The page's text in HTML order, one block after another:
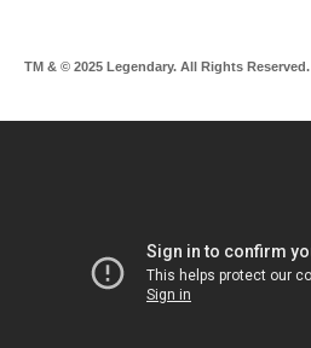
TM & © 2025 Legendary. All Rights Reserved.